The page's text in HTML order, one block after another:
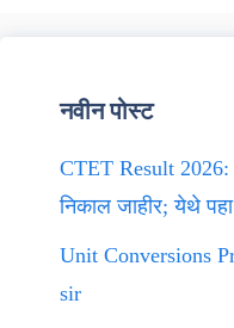
नवीन पोस्ट
CTET Result 2026:
निकाल जाहीर; येथे
Unit Conversions
sir